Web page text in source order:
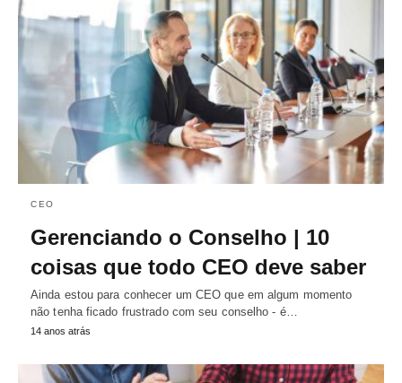
CEO
Gerenciando o Conselho | 10
coisas que todo CEO deve saber
Ainda estou para conhecer um CEO que em algum momento
não tenha ficado frustrado com seu conselho - é…
14 anos atrás